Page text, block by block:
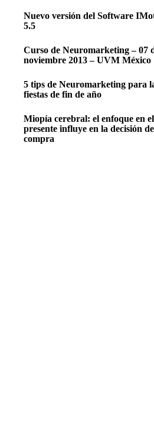
Nuevo versión del Software
5.5
Curso de Neuromarketing – 07
noviembre 2013 – UVM México
5 tips de Neuromarketing para
fiestas de fin de año
Miopía cerebral: el enfoque en el
presente influye en la decisión de
compra